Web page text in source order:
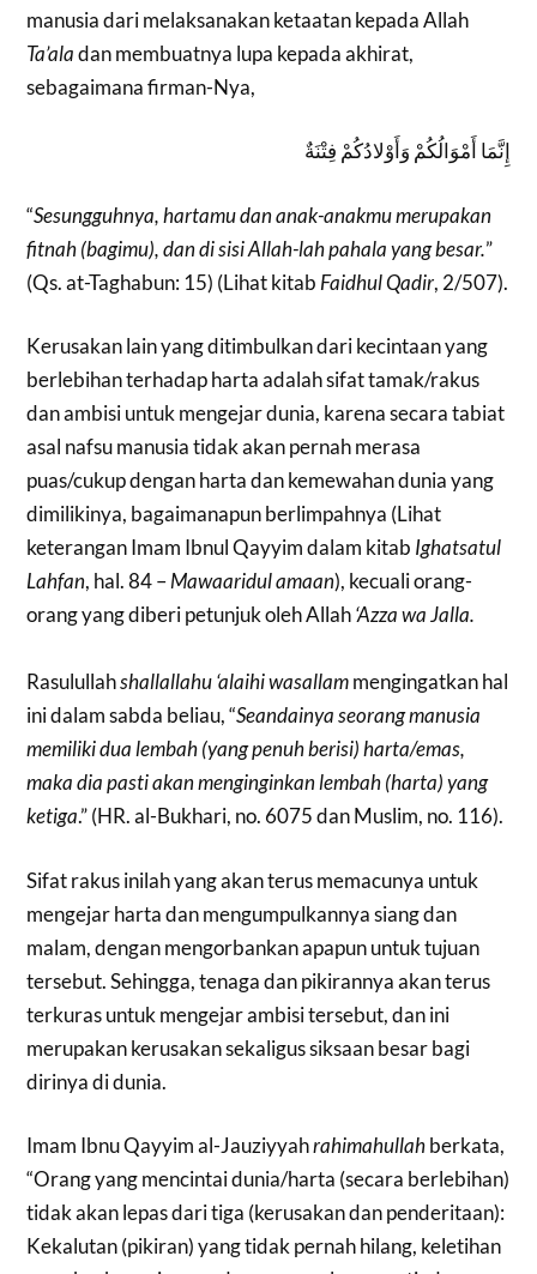
manusia dari melaksanakan ketaatan kepada Allah
Ta’aladan membuatnya lupa kepada akhirat,
sebagaimana firman-Nya,
إِنَّمَا أَمْوَالُكُمْ وَأَوْلادُكُمْ فِتْنَةٌ
“Sesungguhnya, hartamu dan anak-anakmu merupakan
fitnah (bagimu), dan di sisi Allah-lah pahala yang besar.”
(Qs. at-Taghabun: 15) (Lihat kitab Faidhul Qadir, 2/507).
Kerusakan lain yang ditimbulkan dari kecintaan yang
berlebihan terhadap harta adalah sifat tamak/rakus
dan ambisi untuk mengejar dunia, karena secara tabiat
asal nafsu manusia tidak akan pernah merasa
puas/cukup dengan harta dan kemewahan dunia yang
dimilikinya, bagaimanapun berlimpahnya (Lihat
keterangan Imam Ibnul Qayyim dalam kitab Ighatsatul
Lahfan, hal. 84 –Mawaaridul amaan), kecuali orang-
orang yang diberi petunjuk oleh Allah‘Azza wa Jalla.
Rasulullahshallallahu ‘alaihi wasallammengingatkan hal
ini dalam sabda beliau, “Seandainya seorang manusia
memiliki dua lembah (yang penuh berisi) harta/emas,
maka dia pasti akan menginginkan lembah (harta) yang
ketiga.” (HR. al-Bukhari, no. 6075 dan Muslim, no. 116).
Sifat rakus inilah yang akan terus memacunya untuk
mengejar harta dan mengumpulkannya siang dan
malam, dengan mengorbankan apapun untuk tujuan
tersebut. Sehingga, tenaga dan pikirannya akan terus
terkuras untuk mengejar ambisi tersebut, dan ini
merupakan kerusakan sekaligus siksaan besar bagi
dirinya di dunia.
Imam Ibnu Qayyim al-Jauziyyahrahimahullahberkata,
“Orang yang mencintai dunia/harta (secara berlebihan)
tidak akan lepas dari tiga (kerusakan dan penderitaan):
Kekalutan (pikiran) yang tidak pernah hilang, keletihan